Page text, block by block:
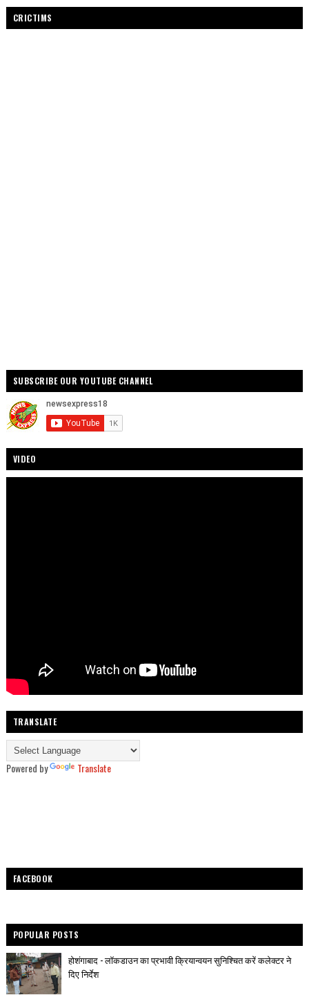
CRICTIMS
SUBSCRIBE OUR YOUTUBE CHANNEL
VIDEO
TRANSLATE
Powered by Translate
FACEBOOK
POPULAR POSTS
होशंगाबाद - लॉकडाउन का प्रभावी क्रियान्वयन सुनिश्चित करें कलेक्टर ने
दिए निर्देश